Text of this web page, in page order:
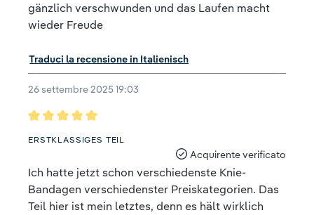
gänzlich verschwunden und das Laufen macht
wieder Freude
Traduci la recensione in Italienisch
26 settembre 2025 19:03
Recensione con valutazione di 5 su 5 stelle
ERSTKLASSIGES TEIL
Acquirente verificato
Ich hatte jetzt schon verschiedenste Knie-
Bandagen verschiedenster Preiskategorien. Das
Teil hier ist mein letztes, denn es hält wirklich